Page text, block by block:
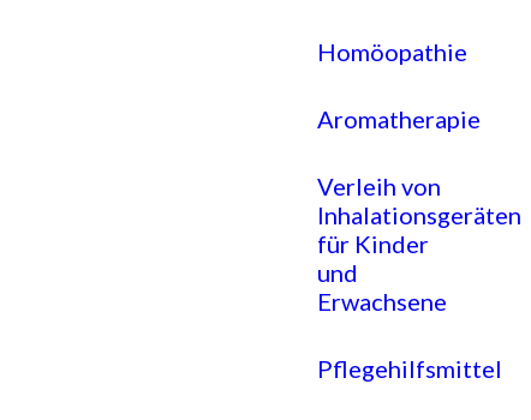
Homöopathie
Aromatherapie
Verleih von
Inhalationsgeräten
für Kinder
und
Erwachsene
Pflegehilfsmittel